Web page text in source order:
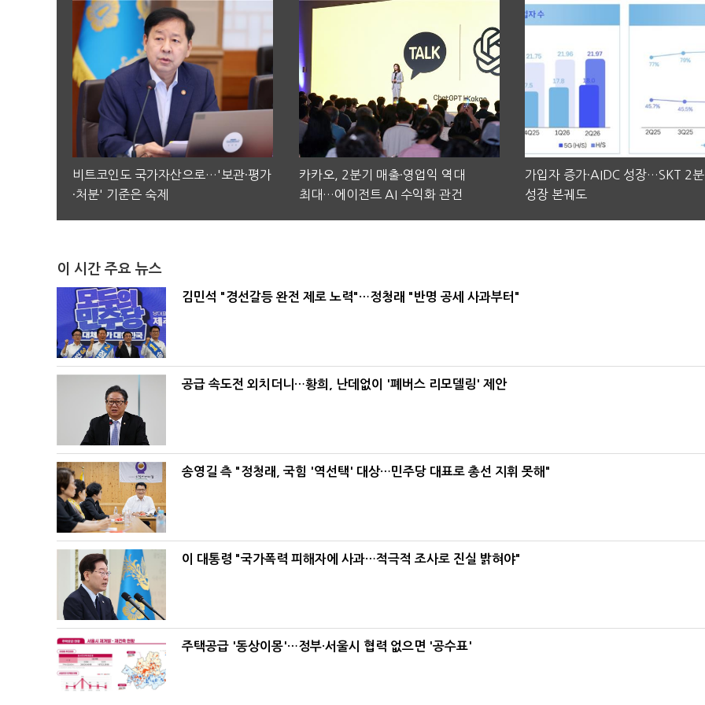
비트코인도 국가자산으로…'보관·평가
·처분' 기준은 숙제
카카오, 2분기 매출·영업익 역대
최대…에이전트 AI 수익화 관건
가입자 증가·AIDC 성장…SKT 2
성장 본궤도
이 시간 주요 뉴스
김민석 "경선갈등 완전 제로 노력"…정청래 "반명 공세 사과부터"
공급 속도전 외치더니…황희, 난데없이 '폐버스 리모델링' 제안
송영길 측 "정청래, 국힘 '역선택' 대상…민주당 대표로 총선 지휘 못해"
이 대통령 "국가폭력 피해자에 사과…적극적 조사로 진실 밝혀야"
주택공급 '동상이몽'…정부·서울시 협력 없으면 '공수표'